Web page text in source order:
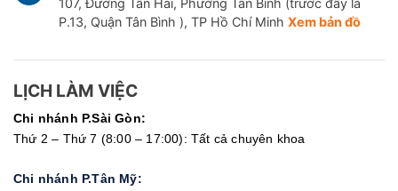
107, Đường Tân Hải, Phường Tân Bình (trước đây là
P.13, Quận Tân Bình ), TP Hồ Chí Minh Xem bản đồ
LỊCH LÀM VIỆC
Chi nhánh P.Sài Gòn:
Thứ 2 – Thứ 7 (8:00 – 17:00): Tất cả chuyên khoa
Chi nhánh P.Tân Mỹ: